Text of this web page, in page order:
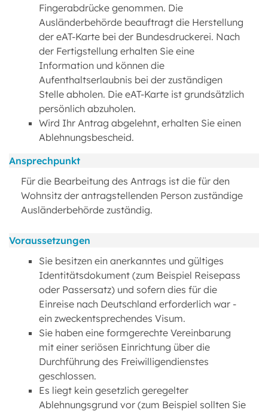
Fingerabdrücke genommen. Die
Ausländerbehörde beauftragt die Herstellung
der eAT-Karte bei der Bundesdruckerei. Nach
der Fertigstellung erhalten Sie eine
Information und können die
Aufenthaltserlaubnis bei der zuständigen
Stelle abholen. Die eAT-Karte ist grundsätzlich
persönlich abzuholen.
Wird Ihr Antrag abgelehnt, erhalten Sie einen
Ablehnungsbescheid.
Ansprechpunkt
Für die Bearbeitung des Antrags ist die für den
Wohnsitz der antragstellenden Person zuständige
Ausländerbehörde zuständig.
Voraussetzungen
Sie besitzen ein anerkanntes und gültiges
Identitätsdokument (zum Beispiel Reisepass
oder Passersatz) und sofern dies für die
Einreise nach Deutschland erforderlich war -
ein zweckentsprechendes Visum.
Sie haben eine formgerechte Vereinbarung
mit einer seriösen Einrichtung über die
Durchführung des Freiwilligendienstes
geschlossen.
Es liegt kein gesetzlich geregelter
Ablehnungsgrund vor (zum Beispiel sollten Sie